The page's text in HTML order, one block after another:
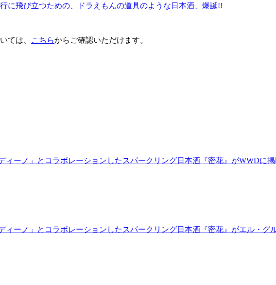
に飛び立つための、ドラえもんの道具のような日本酒、爆誕!!
ては、 こちらからご確認いただけます。
ィーノ」とコラボレーションしたスパークリング日本酒『密花』がWWDに
ィーノ」とコラボレーションしたスパークリング日本酒『密花』がエル・グ